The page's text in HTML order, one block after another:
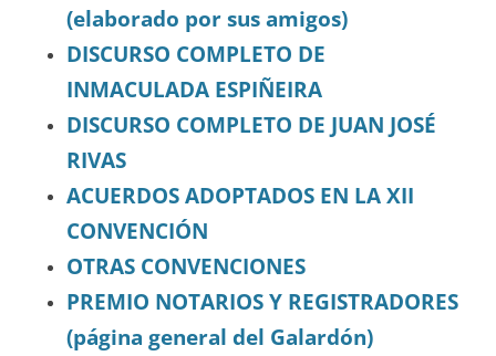
(elaborado por sus amigos)
DISCURSO COMPLETO DE
INMACULADA ESPIÑEIRA
DISCURSO COMPLETO DE JUAN JOSÉ
RIVAS
ACUERDOS ADOPTADOS EN LA XII
CONVENCIÓN
OTRAS CONVENCIONES
PREMIO NOTARIOS Y REGISTRADORES
(página general del Galardón)